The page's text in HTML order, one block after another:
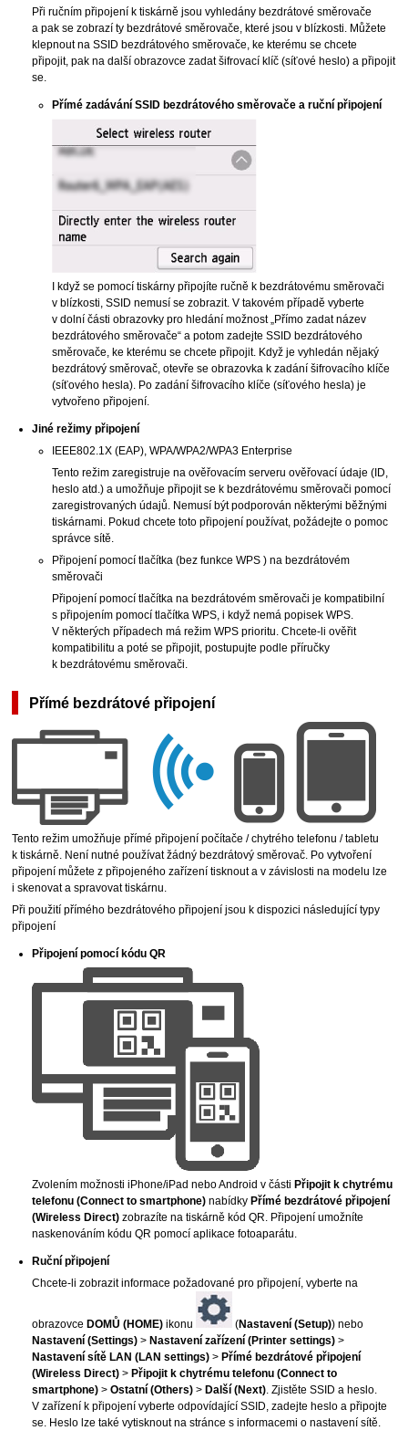
Při ručním připojení ktiskárně jsou vyhledány bezdrátové směrovače
a pak se zobrazí ty bezdrátové směrovače, které jsou v blízkosti. Můžete
klepnout naSSID bezdrátového směrovače, ke kterému se chcete
připojit, pak na další obrazovce zadat šifrovací klíč (síťové heslo) a připojit
se.
Přímé zadávání SSIDbezdrátového směrovače a ruční připojení
I když se pomocí tiskárnypřipojíte ručně k bezdrátovému směrovači
v blízkosti, SSID nemusí se zobrazit. V takovém případě vyberte
v dolní části obrazovky pro hledání možnost „Přímo zadat název
bezdrátového směrovače“ a potom zadejte SSID bezdrátového
směrovače, ke kterému se chcete připojit. Když je vyhledán nějaký
bezdrátový směrovač, otevře se obrazovka k zadání šifrovacího klíče
(síťového hesla). Po zadání šifrovacího klíče (síťového hesla) je
vytvořeno připojení.
Jiné režimy připojení
IEEE802.1X(EAP), WPA/WPA2/WPA3Enterprise
Tento režim zaregistruje na ověřovacím serveru ověřovací údaje (ID,
heslo atd.) a umožňuje připojit se k bezdrátovému směrovači pomocí
zaregistrovaných údajů. Nemusí být podporován některými běžnými
tiskárnami Pokud chcete toto připojení používat, požádejte o pomoc
správce sítě.
Připojení pomocí tlačítka (bez funkce WPS) na bezdrátovém
směrovači
Připojení pomocí tlačítka na bezdrátovém směrovači je kompatibilní
s připojením pomocí tlačítka WPS, i když nemá popisek WPS.
V některých případech má režim WPSprioritu. Chcete-li ověřit
kompatibilitu a poté se připojit, postupujte podle příručky
k bezdrátovému směrovači.
Přímé bezdrátové připojení
Tento režim umožňuje přímé připojení počítače / chytrého telefonu / tabletu
ktiskárně Není nutné používat žádný bezdrátový směrovač. Po vytvoření
připojení můžete z připojeného zařízení tisknout a v závislosti na modelu lze
i skenovat a spravovattiskárnu
Při použití přímého bezdrátového připojení jsou k dispozici následující typy
připojení
Připojení pomocí kódu QR
Zvolením možnostiiPhone/iPad neboAndroid v částiPřipojit k chytrému
telefonu (Connect to smartphone) nabídkyPřímé bezdrátové připojení
(Wireless Direct) zobrazíte natiskárně kód QR. Připojení umožníte
naskenováním kódu QR pomocí aplikace fotoaparátu.
Ruční připojení
Chcete-li zobrazit informace požadované pro připojení, vyberte na
obrazovceDOMŮ (HOME) ikonu (Nastavení (Setup)) nebo
Nastavení (Settings) >Nastavení zařízení (Printer settings) >
Nastavení sítě LAN (LAN settings) >Přímé bezdrátové připojení
(Wireless Direct) >Připojit k chytrému telefonu (Connect to
smartphone) >Ostatní (Others) >Další (Next) ZjistěteSSID a heslo.
V zařízení k připojení vyberte odpovídajícíSSID , zadejte heslo a připojte
se. Heslo lze také vytisknout na stránce s informacemi o nastavení sítě.